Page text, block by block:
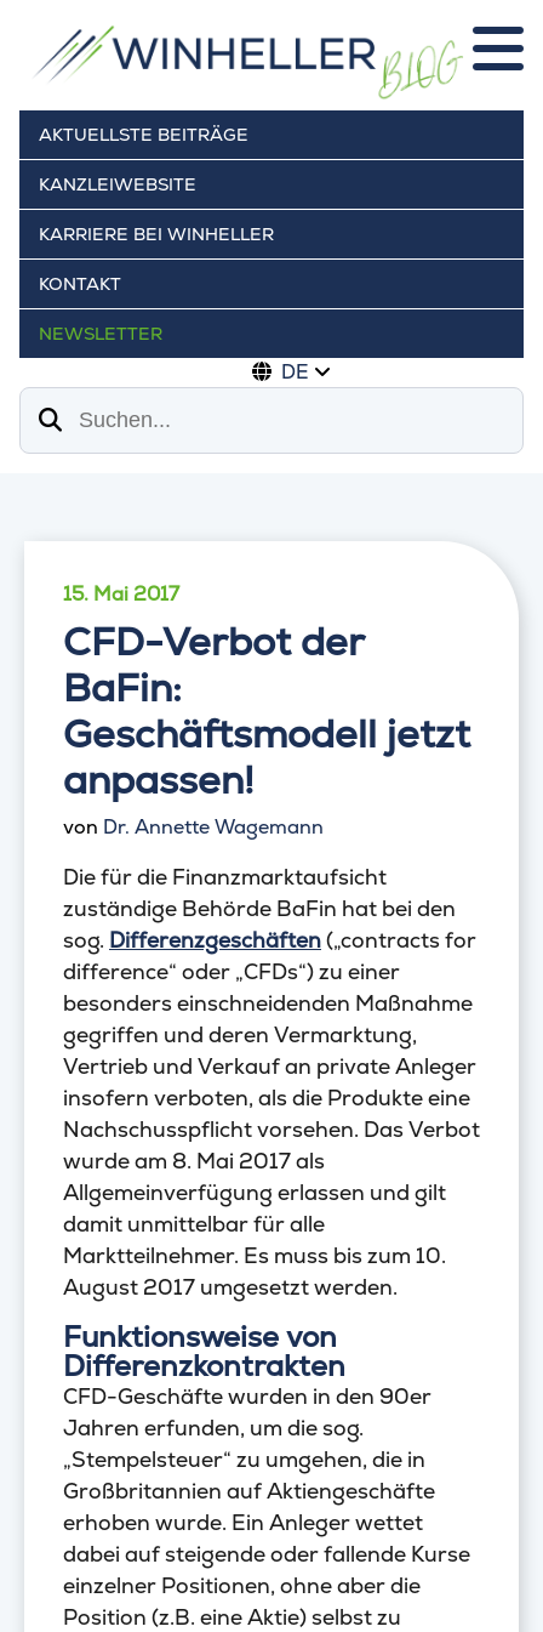
AKTUELLSTE BEITRÄGE
KANZLEIWEBSITE
KARRIERE BEI WINHELLER
KONTAKT
NEWSLETTER
DE
Suchen
15. Mai 2017
CFD-Verbot der
BaFin:
Geschäftsmodell jetzt
anpassen!
von Dr. Annette Wagemann
Die für die Finanzmarktaufsicht
zuständige Behörde BaFin hat bei den
sog. Differenzgeschäften(„contracts for
difference“ oder „CFDs“) zu einer
besonders einschneidenden Maßnahme
gegriffen und deren Vermarktung,
Vertrieb und Verkauf an private Anleger
insofern verboten, als die Produkte eine
Nachschusspflicht vorsehen. Das Verbot
wurde am 8. Mai 2017 als
Allgemeinverfügung erlassen und gilt
damit unmittelbar für alle
Marktteilnehmer. Es muss bis zum 10.
August 2017 umgesetzt werden.
Funktionsweise von
Differenzkontrakten
CFD-Geschäfte wurden in den 90er
Jahren erfunden, um die sog.
„Stempelsteuer“ zu umgehen, die in
Großbritannien auf Aktiengeschäfte
erhoben wurde. Ein Anleger wettet
dabei auf steigende oder fallende Kurse
einzelner Positionen, ohne aber die
Position (z.B. eine Aktie) selbst zu